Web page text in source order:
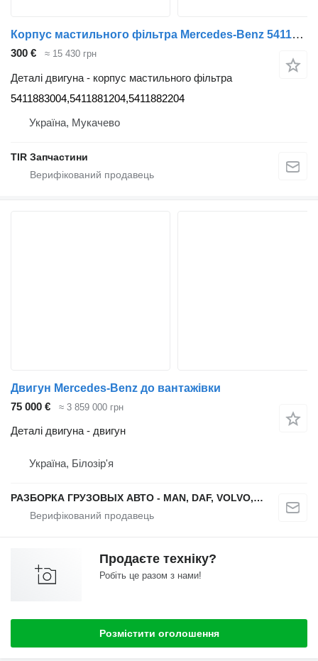
Корпус мастильного фільтра Mercedes-Benz 5411883004, A5411883004, A5411881904, 5411881204,5411882204, до вантажівки Mercedes-Benz ACTROS
300 € ≈ 15 430 грн
Деталі двигуна - корпус мастильного фільтра
5411883004,5411881204,5411882204
Україна, Мукачево
TIR Запчастини
Двигун Mercedes-Benz до вантажівки
75 000 €
≈ 3 859 000 грн
Деталі двигуна - двигун
Україна, Білозір'я
РАЗБОРКА ГРУЗОВЫХ АВТО - MAN, DAF, VOLVO, SCANIA
Продаєте техніку?
Робіть це разом з нами!
Розмістити оголошення